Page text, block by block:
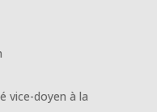
vice-doyen à la